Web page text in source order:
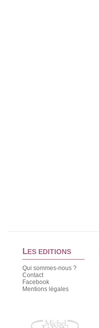
LES EDITIONS
Qui sommes-nous ?
Contact
Facebook
Mentions légales